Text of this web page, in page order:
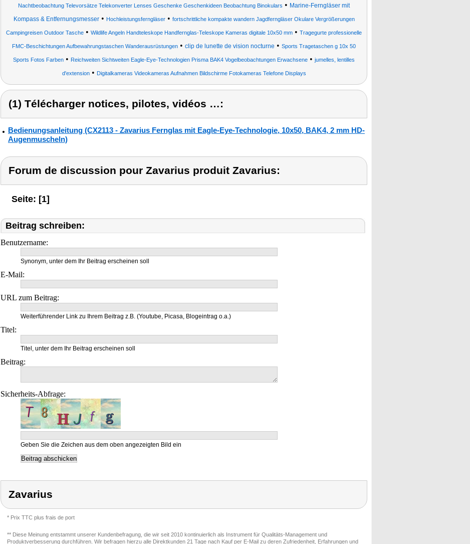
Nachtbeobachtung Televorsätze Telekonverter Lenses Geschenke Geschenkideen Beobachtung Binokulars • Marine-Ferngläser mit
Kompass & Entfernungsmesser• Hochleistungsferngläser• fortschrittliche kompakte wandern Jagdferngläser Okulare Vergrößerungen
Campingreisen Outdoor Tasche • Wildlife Angeln Handteleskope Handfernglas-Teleskope Kameras digitale 10x50 mm • Tragegurte professionelle
FMC-Beschichtungen Aufbewahrungstaschen Wanderausrüstungen • clip de lunette de vision nocturne • Sports Tragetaschen g 10x 50
Sports Fotos Farben • Reichweiten Sichtweiten Eagle-Eye-Technologien Prisma BAK4 Vogelbeobachtungen Erwachsene • jumelles, lentilles
d'extension• Digitalkameras Videokameras Aufnahmen Bildschirme Fotokameras Telefone Displays
(1) Télécharger notices, pilotes, vidéos …:
Bedienungsanleitung (CX2113 - Zavarius Fernglas mit Eagle-Eye-Technologie, 10x50, BAK4, 2 mm HD-
Augenmuscheln)
Forum de discussion pour Zavarius produit Zavarius:
Seite: [1]
Beitrag schreiben:
Benutzername:
Synonym, unter dem Ihr Beitrag erscheinen soll
E-Mail:
URL zum Beitrag:
Weiterführender Link zu Ihrem Beitrag z.B. (Youtube, Picasa, Blogeintrag o.a.)
Titel:
Titel, unter dem Ihr Beitrag erscheinen soll
Beitrag:
Sicherheits-Abfrage:
Geben Sie die Zeichen aus dem oben angezeigten Bild ein
Zavarius
* Prix TTC plus frais de port
** Diese Meinung entstammt unserer Kundenbefragung, die wir seit 2010 kontinuierlich als Instrument für Qualitäts-Management und
Produktverbesserung durchführen. Wir befragen hierzu alle Direktkunden 21 Tage nach Kauf per E-Mail zu deren Zufriedenheit, Erfahrungen und